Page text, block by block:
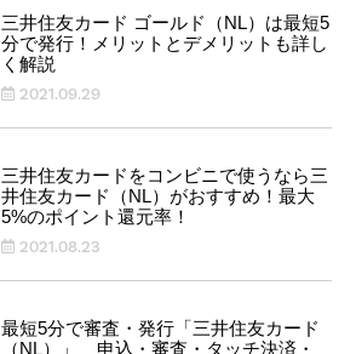
三井住友カード ゴールド（NL）は最短5
分で発行！メリットとデメリットも詳し
く解説
2021.09.29
三井住友カードをコンビニで使うなら三
井住友カード（NL）がおすすめ！最大
5%のポイント還元率！
2021.08.23
最短5分で審査・発行「三井住友カード
（NL）」 申込・審査・タッチ決済・